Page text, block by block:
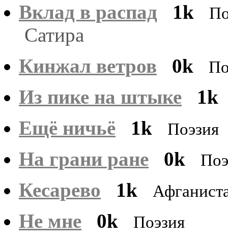
Вклад в распад
1k
Сатира
Кинжал ветров
0k
Из пике на штыке
1k
Ещё ничьё
1k Поэзия
На грани ране 0k
Кесарево 1k
Не мне 0k Поэзия